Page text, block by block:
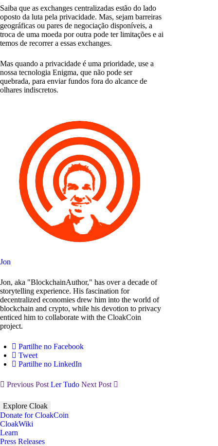
Saiba que as exchanges centralizadas estão do lado
oposto da luta pela privacidade. Mas, sejam barreiras
geográficas ou pares de negociação disponíveis, a
troca de uma moeda por outra pode ter limitações e ai
temos de recorrer a essas exchanges.
Mas quando a privacidade é uma prioridade, use a
nossa tecnologia Enigma, que não pode ser
quebrada, para enviar fundos fora do alcance de
olhares indiscretos.
Jon
Jon, aka "BlockchainAuthor," has over a decade of
storytelling experience. His fascination for
decentralized economies drew him into the world of
blockchain and crypto, while his devotion to privacy
enticed him to collaborate with the CloakCoin
project.
Partilhe no Facebook
Tweet
Partilhe no LinkedIn
Previous PostLer Tudo Next Post
Explore Cloak
Donate for CloakCoin
CloakWiki
Learn
Press Releases